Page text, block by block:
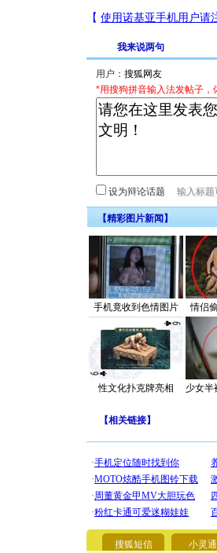
我来说两句
用户：
*用搜狗拼音输入法发帖子，
设为辩论话题
【精彩图片新闻】
手机竟收到色情图片 情侣
性文化扑克牌亮相 少女半
【相关链接】
搜狐短信 小灵通